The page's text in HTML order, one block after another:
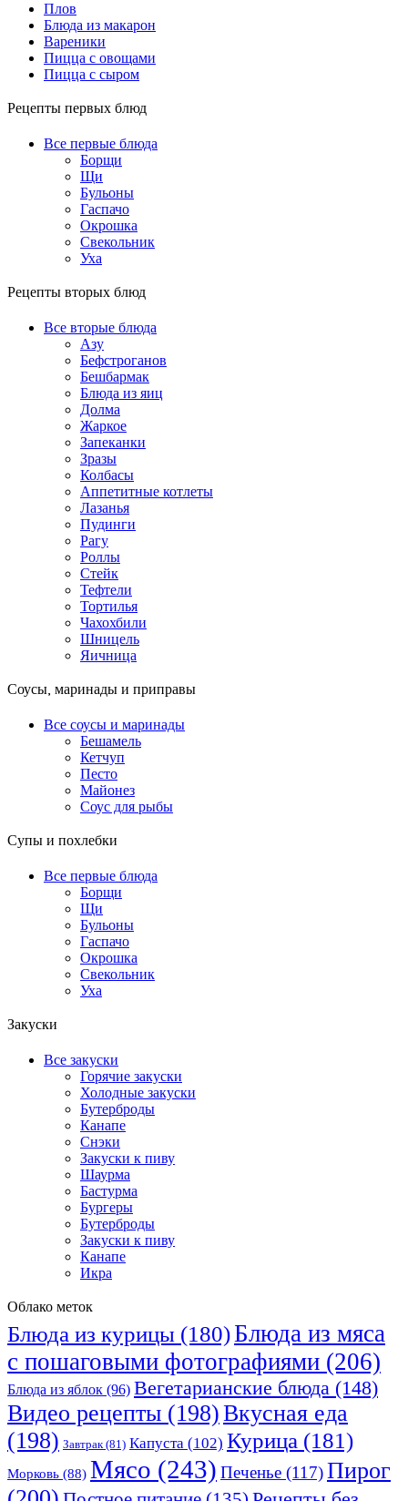
Плов
Блюда из макарон
Вареники
Пицца с овощами
Пицца с сыром
Рецепты первых блюд
Все первые блюда
Борщи
Щи
Бульоны
Гаспачо
Окрошка
Свекольник
Уха
Рецепты вторых блюд
Все вторые блюда
Азу
Бефстроганов
Бешбармак
Блюда из яиц
Долма
Жаркое
Запеканки
Зразы
Колбасы
Аппетитные котлеты
Лазанья
Пудинги
Рагу
Роллы
Стейк
Тефтели
Тортилья
Чахохбили
Шницель
Яичница
Соусы, маринады и приправы
Все соусы и маринады
Бешамель
Кетчуп
Песто
Майонез
Соус для рыбы
Супы и похлебки
Все первые блюда
Борщи
Щи
Бульоны
Гаспачо
Окрошка
Свекольник
Уха
Закуски
Все закуски
Горячие закуски
Холодные закуски
Бутерброды
Канапе
Снэки
Закуски к пиву
Шаурма
Бастурма
Бургеры
Бутерброды
Закуски к пиву
Канапе
Икра
Облако меток
Блюда из курицы (180)Блюда из мяса
с пошаговыми фотографиями (206)
Блюда из яблок (96) Вегетарианские блюда (148)
Видео рецепты (198)Вкусная еда
(198) Завтрак(81) Капуста (102) Курица (181)
Морковь (88) Мясо (243) Печенье (117)Пирог